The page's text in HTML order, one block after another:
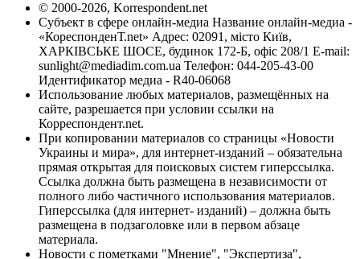
© 2000-2026, Korrespondent.net
Субъект в сфере онлайн-медиа Название онлайн-медиа -
«КореспонденТ.net» Адрес: 02091, місто Київ,
ХАРКІВСЬКЕ ШОСЕ, будинок 172-Б, офіс 208/1 E-mail:
sunlight@mediadim.com.ua Телефон: 044-205-43-00
Идентификатор медиа - R40-06068
Использование любых материалов, размещённых на
сайте, разрешается при условии ссылки на
Корреспондент.net.
При копировании материалов со страницы «Новости
Украины и мира», для интернет-изданий – обязательна
прямая открытая для поисковых систем гиперссылка.
Ссылка должна быть размещена в независимости от
полного либо частичного использования материалов.
Гиперссылка (для интернет- изданий) – должна быть
размещена в подзаголовке или в первом абзаце
материала.
Новости с пометками "Мнение", "Экспертиза",